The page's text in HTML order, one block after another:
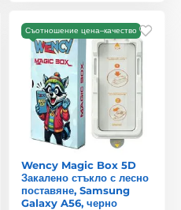
Съотношение цена–качество
Wency Magic Box 5D
Закалено стъкло с лесно
поставяне, Samsung
Galaxy A56, черно